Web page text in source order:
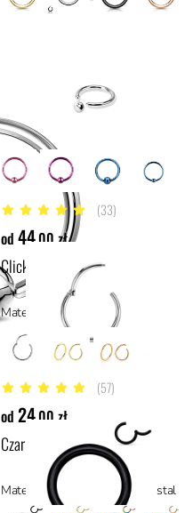
4.9 z 5 gwiazdek (33)
od 44,00 zł
Clicker ze srebra
Materiał: srebro
4.9 z 5 gwiazdek (57)
od 24,00 zł
Czarne kółko typu clicker
Materiał: stal z powłoką PVD, stal